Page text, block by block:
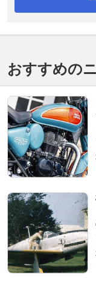
おすすめの